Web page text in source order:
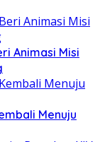
Animasi Misi
Menuju